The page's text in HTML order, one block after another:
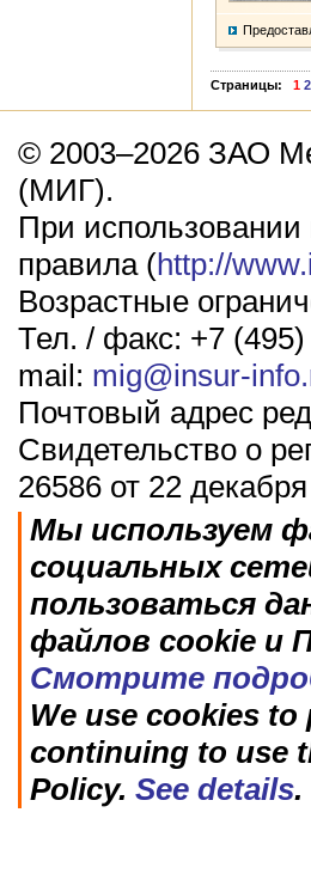
Страницы: 1 2
© 2003–2026 ЗАО
(МИГ).
При
правила (http://
Возрастные
Тел. / факс: +7
mail: mig@insur-
Почтовый адрес
Свидетельство о
26586 от 22
Мы используем
социальных
пользоваться
файлов cookie и
Смотрите
We use cookies
continuing to use
Policy. See details.